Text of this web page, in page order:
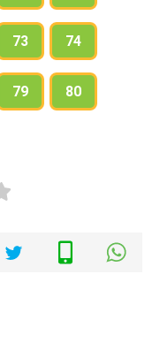
73 74
79 80